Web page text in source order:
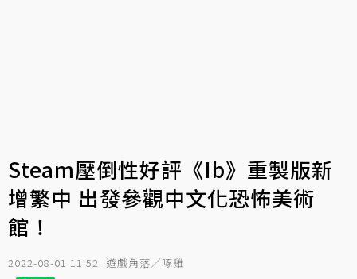
Steam壓倒性好評《Ib》重製版新
增繁中 出發參觀中文化恐怖美術
館！
2022-08-01 11:52 遊戲角落／啄雞